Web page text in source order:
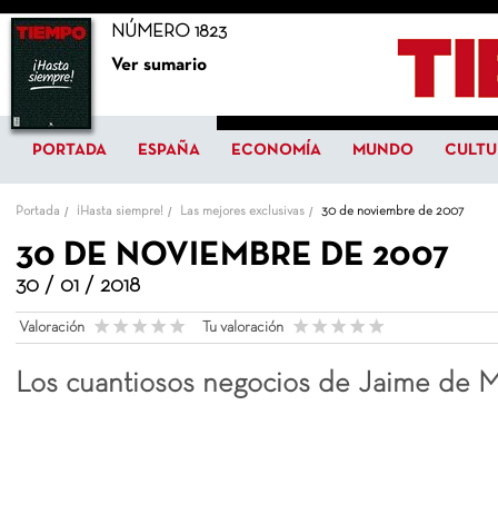
NÚMERO 1823
Ver sumario
PORTADA ESPAÑA ECONOMÍA MUNDO
Portada ¡Hasta siempre! Las mejores exclusivas 30 de noviembre de 2007
30 DE NOVIEMBRE DE 2007
30 / 01 / 2018
Valoración Tu valoración
Los cuantiosos negocios de Jaime de